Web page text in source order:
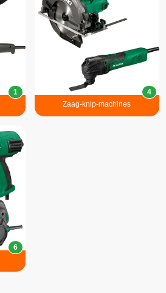
1
Zaag-knip-machines
4
6